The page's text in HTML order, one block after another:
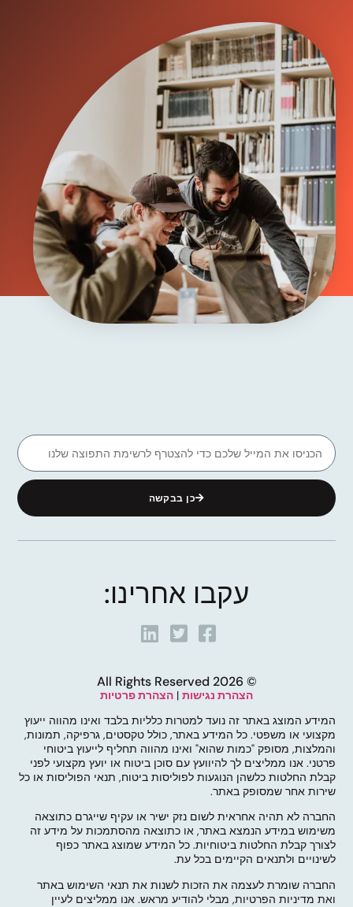
כן בבקשה
עקבו אחרינו:
© 2026 All Rights Reserved
הצהרת נגישות | הצהרת פרטיות
המידע המוצג באתר זה נועד למטרות כלליות בלבד ואינו מהווה ייעוץ
מקצועי או משפטי. כל המידע באתר, כולל טקסטים, גרפיקה, תמונות,
והמלצות, מסופק "כמות שהוא" ואינו מהווה תחליף לייעוץ ביטוחי
פרטני. אנו ממליצים לך להיוועץ עם סוכן ביטוח או יועץ מקצועי לפני
קבלת החלטות כלשהן הנוגעות לפוליסות ביטוח, תנאי הפוליסות או כל
שירות אחר שמסופק באתר.
החברה לא תהיה אחראית לשום נזק ישיר או עקיף שייגרם כתוצאה
משימוש במידע הנמצא באתר, או כתוצאה מהסתמכות על מידע זה
לצורך קבלת החלטות ביטוחיות. כל המידע שמוצג באתר כפוף
לשינויים ולתנאים הקיימים בכל עת.
החברה שומרת לעצמה את הזכות לשנות את תנאי השימוש באתר
ואת מדיניות הפרטיות, מבלי להודיע מראש. אנו ממליצים לעיין